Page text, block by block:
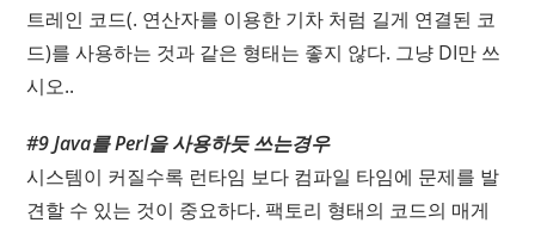
트레인 코드(. 연산자를 이용한 기차 처럼 길게 연결된 코
드)를 사용하는 것과 같은 형태는 좋지 않다. 그냥 DI만 쓰
시오..
#9 Java를 Perl을 사용하듯 쓰는경우
시스템이 커질수록 런타임 보다 컴파일 타임에 문제를 발
견할 수 있는 것이 중요하다. 팩토리 형태의 코드의 매게